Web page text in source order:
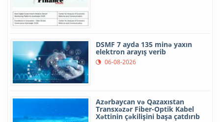
DSMF 7 ayda 135 minə yaxın
elektron arayış verib
06-08-2026
Azərbaycan və Qazaxıstan
Transxəzər Fiber-Optik Kabel
Xəttinin çəkilişini başa çatdırıb